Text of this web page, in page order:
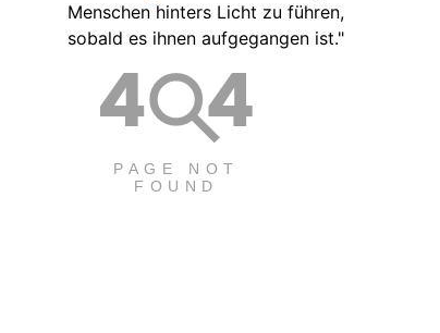
Menschen hinters Licht zu führen,
sobald es ihnen aufgegangen ist."